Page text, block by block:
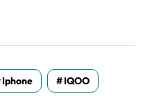
Iphone IQOO